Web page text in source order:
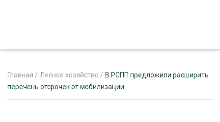
Главная / Лесное хозяйство / В РСПП предложили расширить
перечень отсрочек от мобилизации